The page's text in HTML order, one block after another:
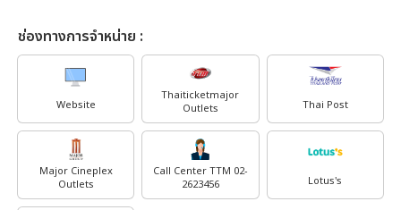
ช่องทางการจำหน่าย :
Website
Thaiticketmajor
Outlets
Thai Post
Major Cineplex
Outlets
Call Center TTM 02-
2623456
Lotus's